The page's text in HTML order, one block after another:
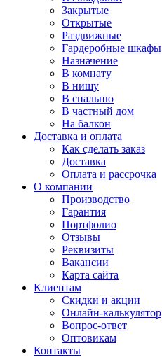
Закрытые
Открытые
Раздвижные
Гардеробные шкафы
Назначение
В комнату
В нишу
В спальню
В частный дом
На балкон
Доставка и оплата
Как сделать заказ
Доставка
Оплата и рассрочка
О компании
Производство
Гарантия
Портфолио
Отзывы
Реквизиты
Вакансии
Карта сайта
Клиентам
Скидки и акции
Онлайн-калькулятор
Вопрос-ответ
Оптовикам
Контакты